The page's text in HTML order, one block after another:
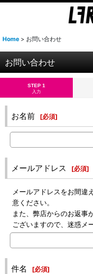
Home > お問い合わせ
お問い合わせ
STEP 1
入力
お名前 [必須]
メールアドレス [必須]
メールアドレスをお間違
意ください。
また、弊店からのお返事
ございますので、迷惑メ
件名 [必須]